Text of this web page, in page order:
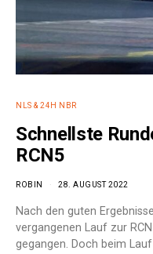
NLS & 24H NBR
Schnellste
RCN5
ROBIN 28. AUGUST 2022
Nach den guten
vergangenen Lauf zur
gegangen. Doch beim